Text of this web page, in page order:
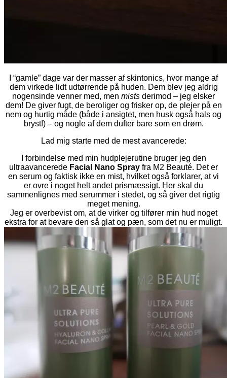
I “gamle” dage var der masser af skintonics, hvor mange af
dem virkede lidt udtørrende på huden. Dem blev jeg aldrig
nogensinde venner med, men mists derimod – jeg elsker
dem! De giver fugt, de beroliger og frisker op, de plejer på en
nem og hurtig måde (både i ansigtet, men husk også hals og
bryst!) – og nogle af dem dufter bare som en drøm.
Lad mig starte med de mest avancerede:
I forbindelse med min hudplejerutine bruger jeg den
ultraavancerede Facial Nano Spray fra M2 Beauté. Det er
en serum og faktisk ikke en mist, hvilket også forklarer, at vi
er ovre i noget helt andet prismæssigt. Her skal du
sammenlignes med serummer i stedet, og så giver det rigtig
meget mening.
Jeg er overbevist om, at de virker og tilfører min hud noget
ekstra for at bevare den så glat og pæn, som det nu er muligt.